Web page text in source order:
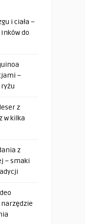
i ciała –
do
–
z
w kilka
z
– smaki